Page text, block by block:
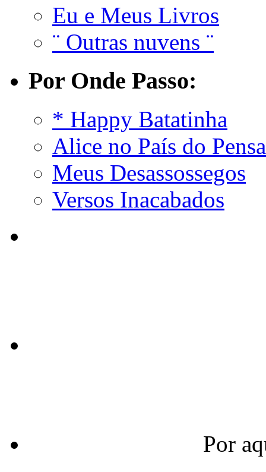
Eu e Meus Livros
¨ Outras nuvens ¨
Por Onde Passo:
* Happy Batatinha
Alice no País do
Meus Desassossegos
Versos Inacabados
Por